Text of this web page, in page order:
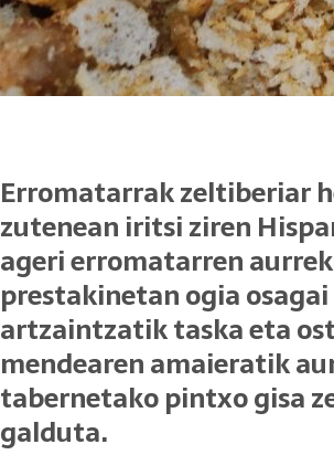
Erromatarrak zeltiberiar
zutenean iritsi ziren
ageri erromatarren
prestakinetan ogia
artzaintzatik taska eta
mendearen amaieratik
tabernetako pintxo gisa
galduta.